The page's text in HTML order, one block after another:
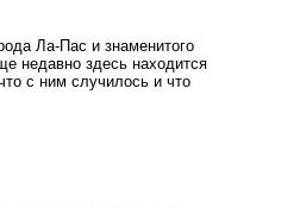
Ла-Пас и знаменитого
недавно здесь находится
с ним случилось и что